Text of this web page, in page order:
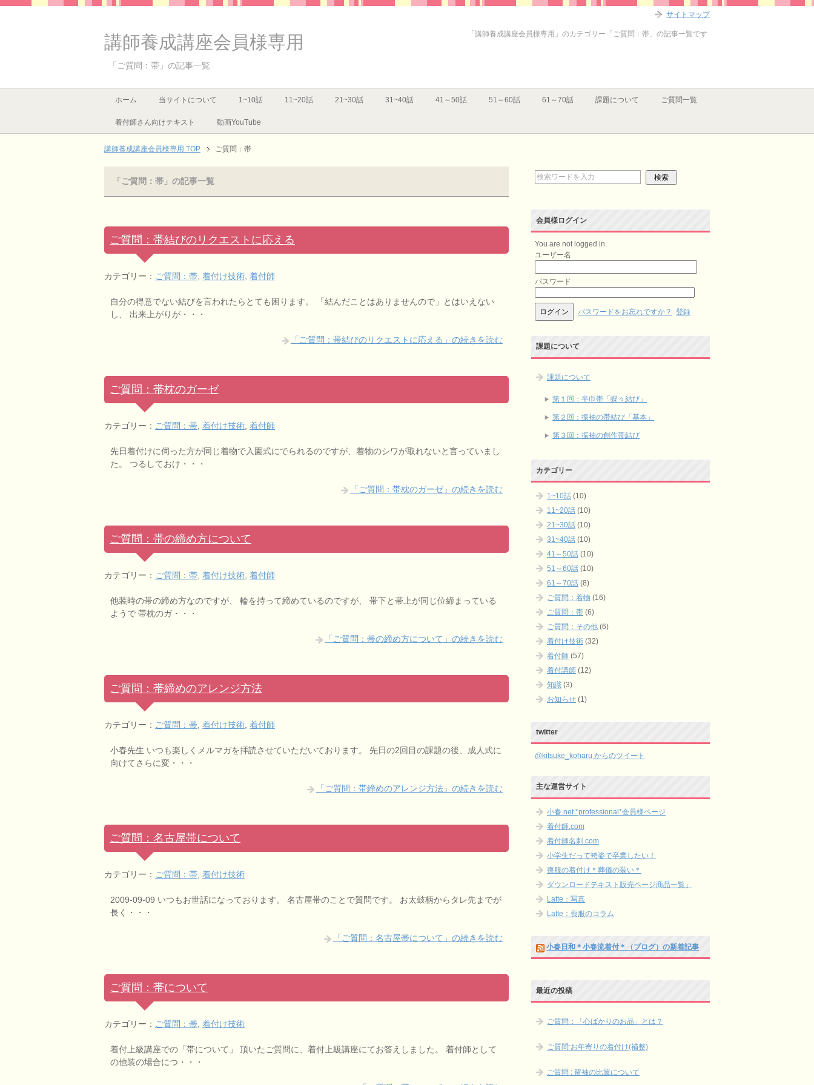
講師養成講座会員様専用
「ご質問：帯」の記事一覧
「講師養成講座会員様専用」のカテゴリー「ご質問：帯」の記事一覧です
ホーム 当サイトについて 1~10話 11~20話 21~30話 31~40話 41～50話 51～60話 61～70話 課題について ご質問一覧
着付師さん向けテキスト 動画YouTube
講師養成講座会員様専用 TOP ご質問：帯
「ご質問：帯」の記事一覧
ご質問：帯結びのリクエストに応える
カテゴリー： ご質問：帯, 着付け技術, 着付師
自分の得意でない結びを言われたらとても困ります。 「結んだことはありませんので」とはいえない
し、 出来上がりが・・・
「ご質問：帯結びのリクエストに応える」の続きを読む
ご質問：帯枕のガーゼ
カテゴリー： ご質問：帯, 着付け技術, 着付師
先日着付けに伺った方が同じ着物で入園式にでられるのですが、着物のシワが取れないと言っていまし
た。 つるしておけ・・・
「ご質問：帯枕のガーゼ」の続きを読む
ご質問：帯の締め方について
カテゴリー： ご質問：帯, 着付け技術, 着付師
他装時の帯の締め方なのですが、 輪を持って締めているのですが、 帯下と帯上が同じ位締まっている
ようで 帯枕のガ・・・
「ご質問：帯の締め方について」の続きを読む
ご質問：帯締めのアレンジ方法
カテゴリー： ご質問：帯, 着付け技術, 着付師
小春先生 いつも楽しくメルマガを拝読させていただいております。 先日の2回目の課題の後、成人式に
向けてさらに変・・・
「ご質問：帯締めのアレンジ方法」の続きを読む
ご質問：名古屋帯について
カテゴリー： ご質問：帯, 着付け技術
2009-09-09 いつもお世話になっております。 名古屋帯のことで質問です。 お太鼓柄からタレ先までが
長く・・・
「ご質問：名古屋帯について」の続きを読む
ご質問：帯について
カテゴリー： ご質問：帯, 着付け技術
着付上級講座での「帯について」 頂いたご質問に、着付上級講座にてお答えしました。 着付師として
の他装の場合につ・・・
会員様ログイン
You are not logged in.
ユーザー名
パスワード
パスワードをお忘れですか？ 登録
課題について
課題について
第１回：半巾帯「蝶々結び」
第２回：振袖の帯結び「基本」
第３回：振袖の創作帯結び
カテゴリー
1~10話 (10)
11~20話 (10)
21~30話 (10)
31~40話 (10)
41～50話 (10)
51～60話 (10)
61～70話 (8)
ご質問：着物 (16)
ご質問：帯 (6)
ご質問：その他 (6)
着付け技術 (32)
着付師 (57)
着付講師 (12)
知識 (3)
お知らせ (1)
twitter
@kitsuke_koharu からのツイート
主な運営サイト
小春.net *professional*会員様ページ
着付師.com
着付師名刺.com
小学生だって袴姿で卒業したい！
喪服の着付け＊葬儀の装い＊
ダウンロードテキスト販売ページ商品一覧」
Latte：写真
Latte：喪服のコラム
小春日和＊小春流着付＊（ブログ）の新着記事
最近の投稿
ご質問：「心ばかりのお品」とは？
ご質問:お年寄りの着付け(補整)
ご質問 : 留袖の比翼について
サイトマップ